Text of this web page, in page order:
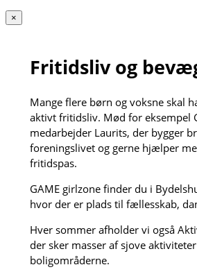
×
Fritidsliv og
Mange flere børn og voksne skal
aktivt fritidsliv. Mød for eksempel
medarbejder Laurits, der bygger
foreningslivet og gerne hjælper
fritidspas.
GAME girlzone finder du i
hvor der er plads til fællesskab,
Hver sommer afholder vi også
der sker masser af sjove
boligområderne.